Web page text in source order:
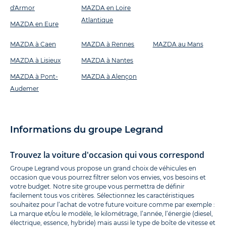
d'Armor
MAZDA en Eure
MAZDA en Loire
Atlantique
MAZDA à Caen
MAZDA à Lisieux
MAZDA à Pont-
Audemer
MAZDA à Rennes
MAZDA à Nantes
MAZDA à Alençon
MAZDA au Mans
Informations du groupe Legrand
Trouvez la voiture d'occasion qui vous correspond
Groupe Legrand vous propose un grand choix de véhicules en
occasion que vous pourrez filtrer selon vos envies, vos besoins et
votre budget. Notre site groupe vous permettra de définir
facilement tous vos critères. Sélectionnez les caractéristiques
souhaitez pour l’achat de votre future voiture comme par exemple :
La marque et/ou le modèle, le kilométrage, l’année, l’énergie (diesel,
électrique, essence, hybride) mais aussi le type de boîte de vitesse et